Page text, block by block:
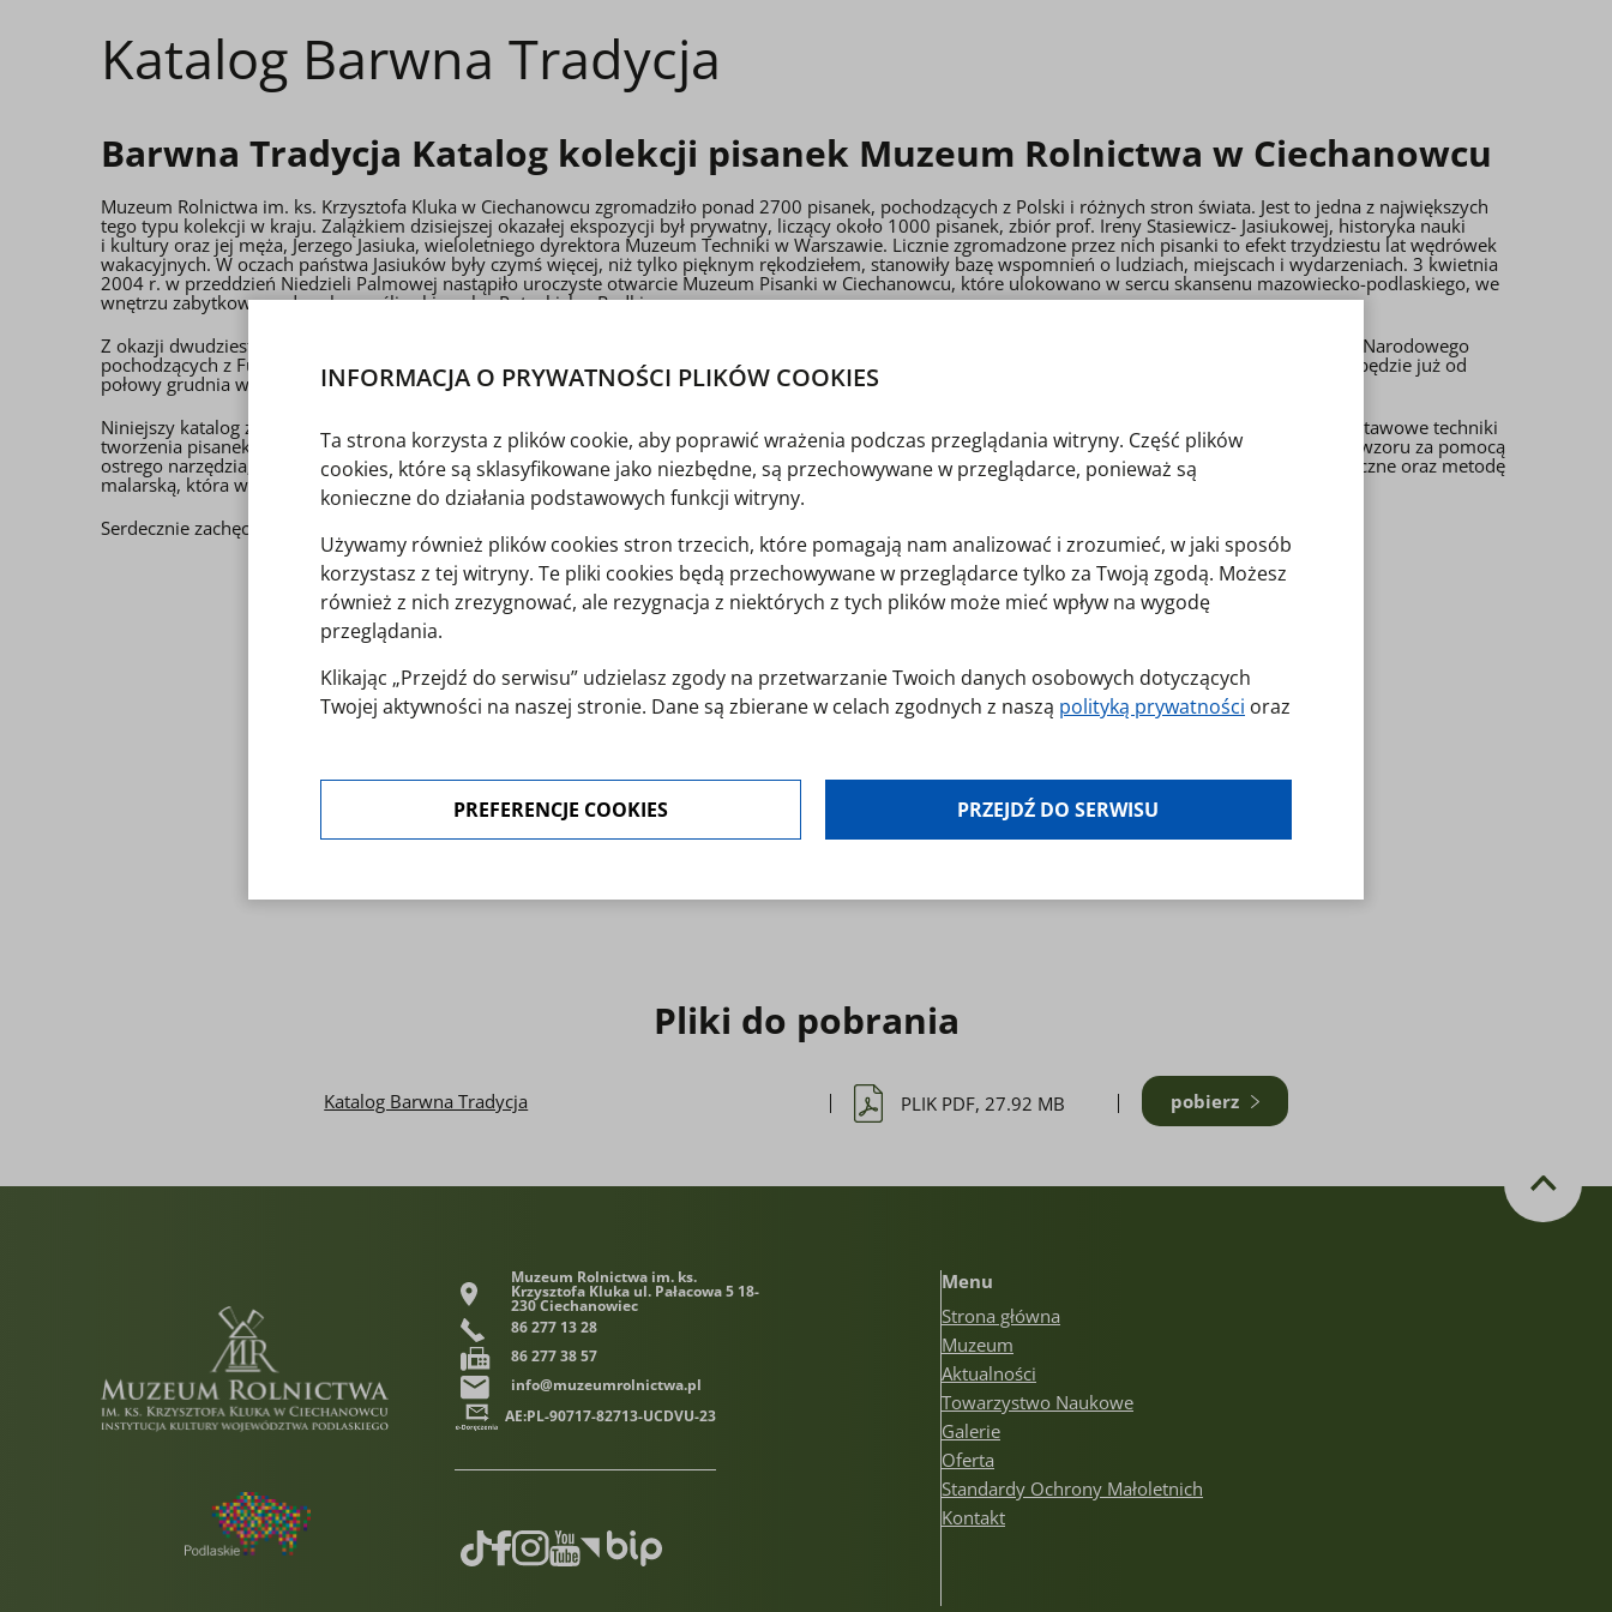
Katalog Barwna Tradycja
Barwna Tradycja Katalog kolekcji pisanek Muzeum Rolnictwa w Ciechanowcu
Muzeum Rolnictwa im. ks. Krzysztofa Kluka w Ciechanowcu zgromadziło ponad 2700 pisanek, pochodzących z Polski i różnych stron świata. Jest to jedna z największych
tego typu kolekcji w kraju. Zalążkiem dzisiejszej okazałej ekspozycji był prywatny, liczący około 1000 pisanek, zbiór prof. Ireny Stasiewicz- Jasiukowej, historyka nauki
i kultury oraz jej męża, Jerzego Jasiuka, wieloletniego dyrektora Muzeum Techniki w Warszawie. Licznie zgromadzone przez nich pisanki to efekt trzydziestu lat wędrówek
wakacyjnych. W oczach państwa Jasiuków były czymś więcej, niż tylko pięknym rękodziełem, stanowiły bazę wspomnień o ludziach, miejscach i wydarzeniach. 3 kwietnia
2004 r. w przeddzień Niedzieli Palmowej nastąpiło uroczyste otwarcie Muzeum Pisanki w Ciechanowcu, które ulokowano w sercu skansenu mazowiecko-podlaskiego, we
wnętrzu zabytkowego dworku myśliwskiego hr. Potockich z Rudki.
Z okazji dwudziestolecia powstania Muzeum Pisanki, przypadającego w tym roku, za sprawą „Dofinansowania ze środków Ministra Kultury i Dziedzictwa Narodowego
pochodzących z Funduszu Promocji Kultury- państwowego funduszu celowego”, został wydany katalog Barwna Tradycja. Darmowa publikacja dostępna będzie już od
połowy grudnia w kasie Muzeum. Natomiast już dziś mogą Państwo zobaczyć katalog w wersji elektronicznej.
Niniejszy katalog został stworzony z myślą o wszystkich zainteresowanych tą wykwintną formą sztuki, jaką jest pisankarstwo. Przedstawia on cztery podstawowe techniki
tworzenia pisanek: metodę batikową, czyli pisanie roztopionym woskiem i wielokrotne barwienie; metodę rytowniczą, czyli wydrapywanie na kraszance wzoru za pomocą
ostrego narzędzia; metodę aplikacyjną - naklejanie na skorupkę jajka różnych ozdób od kolorowego papieru, poprzez fragmenty roślin po tworzywa sztuczne oraz metodę
malarską, która wymaga użycia farb i w sposób nieograniczony, jak żadna inna z wymienionych powyżej technik, pozwala realizować się artyście.
Serdecznie zachęcamy do lektury.
Pliki do pobrania
Katalog Barwna Tradycja PLIK PDF, 27.92 MB pobierz
Muzeum Rolnictwa im. ks.
Krzysztofa Kluka ul. Pałacowa 5 18-
230 Ciechanowiec
86 277 13 28
86 277 38 57
info@muzeumrolnictwa.pl
AE:PL-90717-82713-UCDVU-23
TikTokFacebook
Instagram
Youtube
Biuletyn informacji publicznej
Menu
Strona główna
Muzeum
Aktualności
Towarzystwo Naukowe
Galerie
Oferta
Standardy Ochrony Małoletnich
Kontakt
INFORMACJA O PRYWATNOŚCI PLIKÓW COOKIES
Ta strona korzysta z plików cookie, aby poprawić wrażenia podczas przeglądania witryny. Część plików
cookies, które są sklasyfikowane jako niezbędne, są przechowywane w przeglądarce, ponieważ są
konieczne do działania podstawowych funkcji witryny.
Używamy również plików cookies stron trzecich, które pomagają nam analizować i zrozumieć, w jaki sposób
korzystasz z tej witryny. Te pliki cookies będą przechowywane w przeglądarce tylko za Twoją zgodą. Możesz
również z nich zrezygnować, ale rezygnacja z niektórych z tych plików może mieć wpływ na wygodę
przeglądania.
Klikając „Przejdź do serwisu” udzielasz zgody na przetwarzanie Twoich danych osobowych dotyczących
Twojej aktywności na naszej stronie. Dane są zbierane w celach zgodnych z naszą polityką prywatności oraz
W każdej chwili możesz modyfikować udzielone zgody w zakładce: informacje i regulaminy — zresetuj
ustawienia cookies.
PREFERENCJE COOKIES PRZEJDŹ DO SERWISU